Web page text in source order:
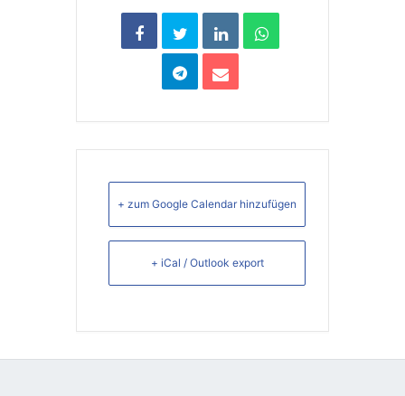
+ zum Google Calendar hinzufügen
+ iCal / Outlook export